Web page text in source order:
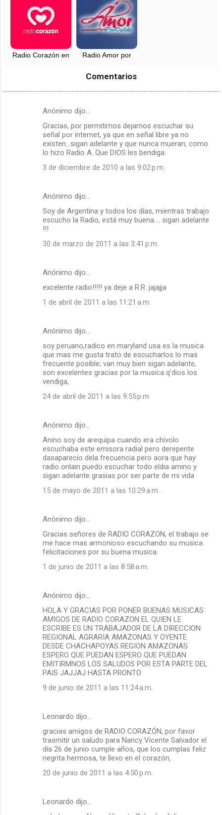
Radio Corazón en
Radio Amor por
Comentarios
Anónimo dijo…
Gracias, por permitirnos dejarnos escuchar su
señal por internet, ya que en señal libre ya no
existen...sigan adelante y que nunca mueran, como
lo hizo Radio A. Que DIOS les bendiga.
3 de diciembre de 2010 a las 9:02 p.m.
Anónimo dijo…
Soy de Argentina y todos los días, mientras trabajo
escucho la Radio, está muy buena.... sigan adelante
!!!
30 de marzo de 2011 a las 3:41 p.m.
Anónimo dijo…
excelente radio!!!!! ya deje a R.R. jajajja
1 de abril de 2011 a las 11:21 a.m.
Anónimo dijo…
soy peruano,radico en maryland usa es la musica
que mas me gusta trato de escucharlos lo mas
frecuente posible; van muy bien sigan adelante,
son excelentes gracias por la musica q'dios los
vendiga,
24 de abril de 2011 a las 9:55 p.m.
Anónimo dijo…
Anino soy de arequipa cuando era chivolo
escuchaba este emisora radial pero derepente
dasaparecio dela frecuencia pero aora que hay
radio onlain puedo escuchar todo eldia amino y
sigan adelante grasias por ser parte de mi vida
15 de mayo de 2011 a las 10:29 a.m.
Anónimo dijo…
Gracias señores de RADIO CORAZON, el trabajo se
me hace mas armonioso escuchando su musica.
felicitaciones por su buena musica.
1 de junio de 2011 a las 8:58 a.m.
Anónimo dijo…
HOLA Y GRACIAS POR PONER BUENAS MUSICAS
AMIGOS DE RADIO CORAZON EL QUIEN LE
ESCRIBE ES UN TRABAJADOR DE LA DIRECCION
REGIONAL AGRARIA AMAZONAS Y OYENTE
DESDE CHACHAPOYAS REGION AMAZONAS
ESPERO QUE PUEDAN ESPERO QUE PUEDAN
EMITIRMNOS LOS SALUDOS POR ESTA PARTE DEL
PAIS JAJJAJ HASTA PRONTO
9 de junio de 2011 a las 11:24 a.m.
Leonardo dijo…
gracias amigos de RADIO CORAZÓN, por favor
trasmitir un saludo para Nancy Vicente Salvador el
día 26 de junio cumple años, que los cumplas feliz
negrita hermosa, te llevo en el corazón,
20 de junio de 2011 a las 4:50 p.m.
Leonardo dijo…